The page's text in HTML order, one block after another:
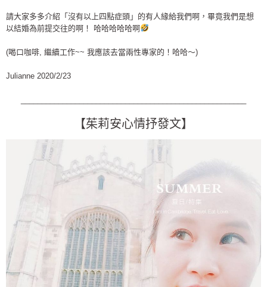
請大家多多介紹「沒有以上四點症頭」的有人緣給我們啊，畢竟我們是想
以結婚為前提交往的啊！ 哈哈哈哈哈啊
(喝口咖啡, 繼續工作~~ 我應該去當兩性專家的！哈哈～)
Julianne 2020/2/23
【茱莉安心情抒發文】